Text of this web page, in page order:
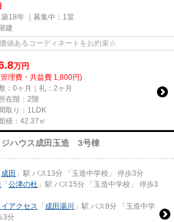
18年 ｜募集中： 1室
建
値あるコーディネートをお約束☆
万円
理費・共益費 1,800円)
：0ヶ月｜礼：2ヶ月
在階：2階
取り：1LDK
積：42.37㎡
ジハウス成田玉造 3号棟
成田 」駅 バス13分 「玉造中学校」 停歩3分
「公津の杜 」駅 バス15分 「玉造中学校」 停歩3
アクセス
「成田湯川
」駅 バス8分 「玉造中学
3分